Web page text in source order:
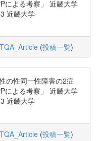
による考察」 近畿大学
近畿大学
(投稿一覧)
の性同一性障害の2症
による考察」 近畿大学
近畿大学
(投稿一覧)